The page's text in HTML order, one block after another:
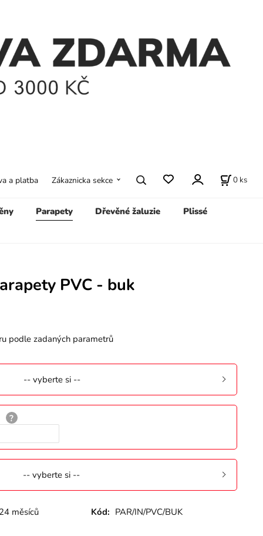
Parapety Dřevěné žaluzie
Plissé
a platba Zákaznicka sekce 0 ks
PVC - buk
podle zadaných parametrů
-- vyberte si --
-- vyberte si --
24 měsíců Kód: PAR/IN/PVC/BUK